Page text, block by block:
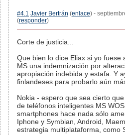
#4.1 Javier Bertrán (enlace) -
(responder)
Corte de justicia...
Que bien lo dice Eliax si yo fuese
MS una indemnización por
apropiación indebida y estafa. Y
finlandeses para probarlo aún
Nokia - espero que sea cierto
de teléfonos inteligentes MS
smartphones hace nada sólo
Iphone y Symbian, Android,
estrategia multiplataforma, como